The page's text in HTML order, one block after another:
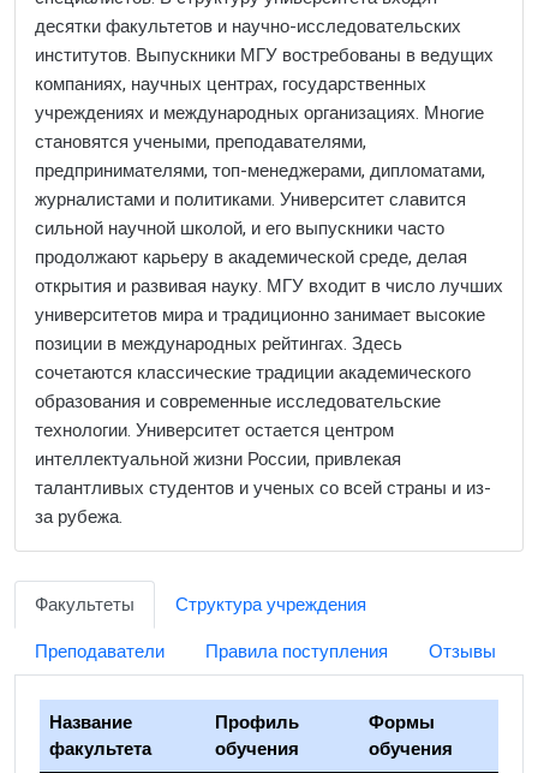
десятки факультетов и научно-исследовательских
институтов. Выпускники МГУ востребованы в ведущих
компаниях, научных центрах, государственных
учреждениях и международных организациях. Многие
становятся учеными, преподавателями,
предпринимателями, топ-менеджерами, дипломатами,
журналистами и политиками. Университет славится
сильной научной школой, и его выпускники часто
продолжают карьеру в академической среде, делая
открытия и развивая науку. МГУ входит в число лучших
университетов мира и традиционно занимает высокие
позиции в международных рейтингах. Здесь
сочетаются классические традиции академического
образования и современные исследовательские
технологии. Университет остается центром
интеллектуальной жизни России, привлекая
талантливых студентов и ученых со всей страны и из-
за рубежа.
Факультеты
Структура учреждения
Преподаватели
Правила поступления Отзывы
Название
факультета
Профиль
обучения
Формы
обучения